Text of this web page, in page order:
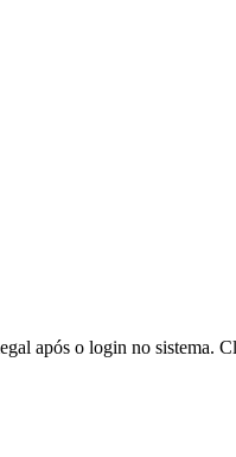
após o login no sistema.